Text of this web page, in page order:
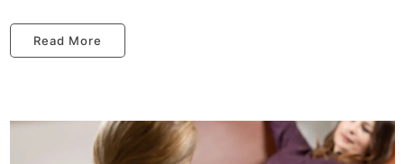
Read More